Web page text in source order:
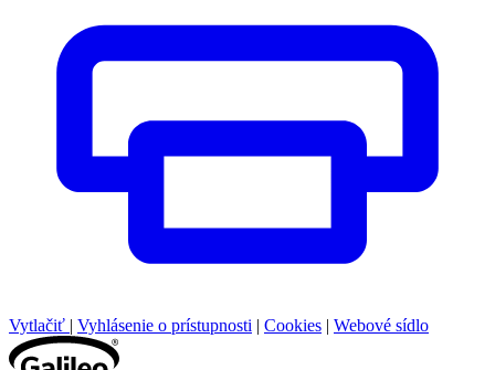
Vytlačiť | Vyhlásenie o prístupnosti | Cookies | Webové sídlo